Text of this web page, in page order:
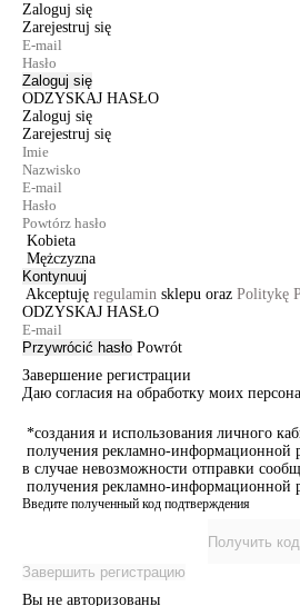
Zaloguj się
Zarejestruj się
Zaloguj się
ODZYSKAJ HASŁO
Zaloguj się
Zarejestruj się
Kobieta
Mężczyzna
Kontynuuj
Akceptuję regulamin sklepu oraz Politykę
ODZYSKAJ HASŁO
Przywrócić hasło Powrót
Завершение регистрации
Даю согласия на обработку моих
*создания и использования личного
получения рекламно-информационной
в случае невозможности отправки
получения рекламно-информационной
Введите полученный код подтверждения
Получить код
Завершить регистрацию
Вы не авторизованы